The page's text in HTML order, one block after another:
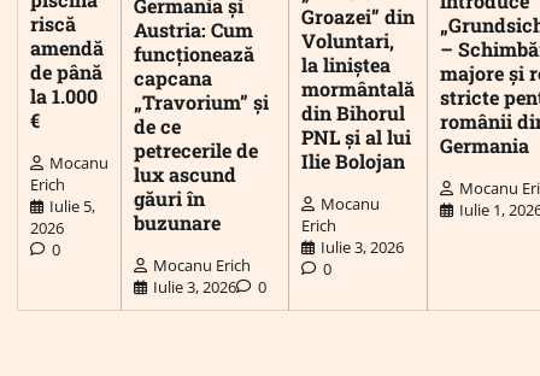
riscă
amendă
de până
la 1.000
€
Mocanu
Erich
Iulie 5,
2026
0
Germania și
Austria: Cum
funcționează
capcana
„Travorium” și
de ce
petrecerile de
lux ascund
găuri în
buzunare
Mocanu Erich
Iulie 3, 2026
0
Groazei” din
Voluntari,
la liniștea
mormântală
din Bihorul
PNL și al lui
Ilie Bolojan
Mocanu
Erich
Iulie 3, 2026
0
–
majore și
stricte
românii
Germania
Mocanu
Iulie 1,